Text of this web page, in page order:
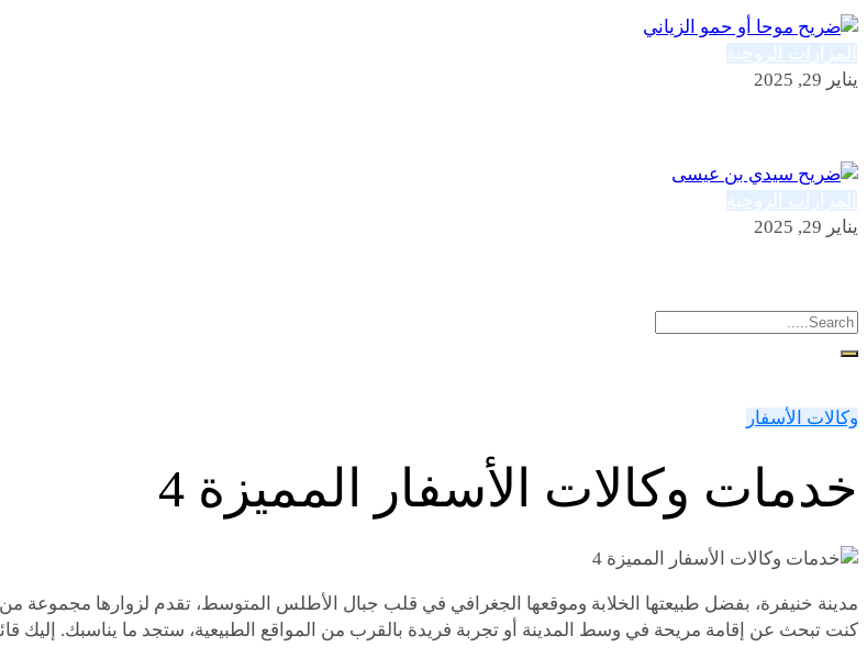
المزارات الروحية
يناير 29, 2025
المزارات الروحية
يناير 29, 2025
وكالات الأسفار
خدمات وكالات الأسفار المميزة 4
مدينة خنيفرة، بفضل طبيعتها الخلابة وموقعها الجغرافي في قلب جبال الأطلس المتوسط، تقدم لزوارها مجموعة
كنت تبحث عن إقامة مريحة في وسط المدينة أو تجربة فريدة بالقرب من المواقع الطبيعية، ستجد ما يناسبك. إليك